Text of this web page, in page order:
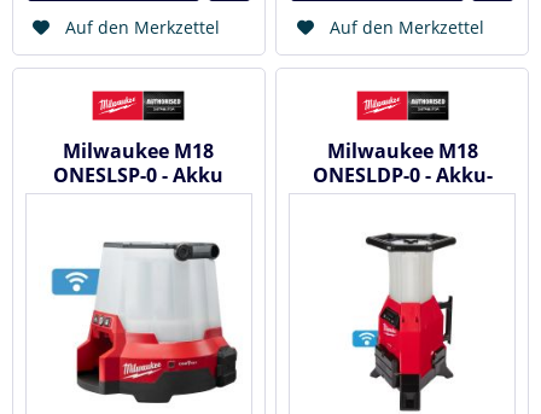
Auf den Merkzettel
Auf den Merkzettel
Milwaukee M18
ONESLSP-0 - Akku
Bauleuchte 18 V
Milwaukee M18
ONESLDP-0 - Akku-
Standleuchte 18 V